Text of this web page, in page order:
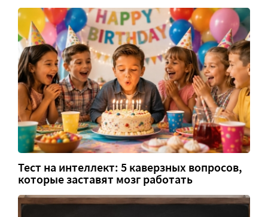
Тест на интеллект: 5 каверзных вопросов,
которые заставят мозг работать